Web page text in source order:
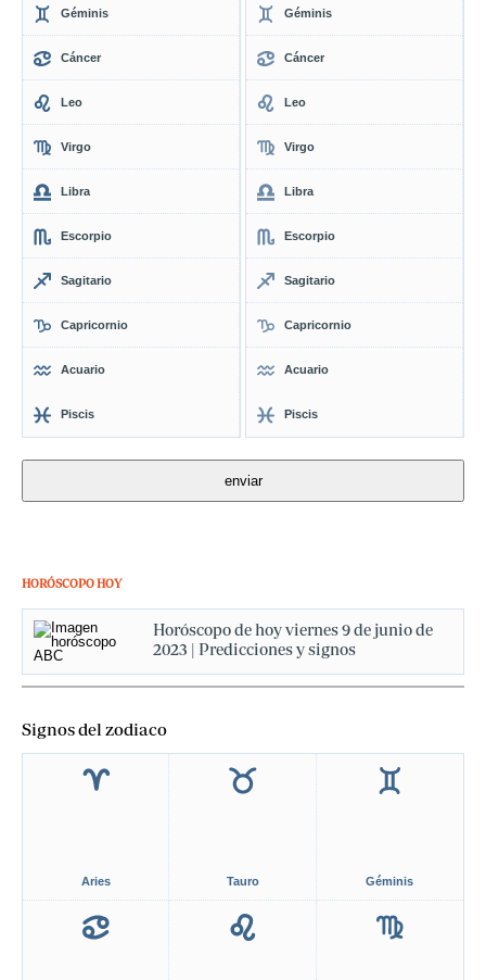
Géminis
Cáncer
Leo
Virgo
Libra
Escorpio
Sagitario
Capricornio
Acuario
Piscis
Géminis
Cáncer
Leo
Virgo
Libra
Escorpio
Sagitario
Capricornio
Acuario
Piscis
HORÓSCOPO HOY
Horóscopo de hoy viernes 9 de junio de
2023 | Predicciones y signos
Signos del zodiaco
Aries Tauro Géminis